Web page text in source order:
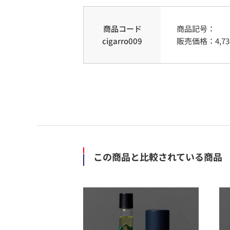
商品コード
cigarro009
商品記号：
販売価格：
この商品と比較されている商品